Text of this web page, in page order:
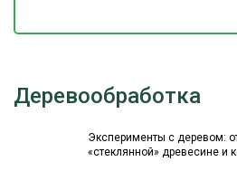
Деревообработка
Эксперименты с деревом:
«стеклянной» древесине и